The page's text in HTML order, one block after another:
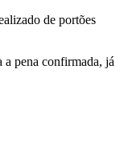
de portões
a pena confirmada, já